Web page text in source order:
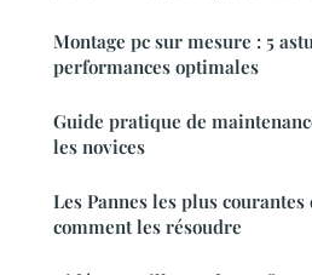
Montage pc sur mesure : 5
performances optimales
Guide pratique de
les novices
Les Pannes les plus
comment les résoudre